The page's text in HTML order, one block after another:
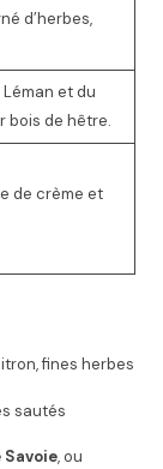
d’herbes,
et du
bois de hêtre.
de crème et
fines herbes
sautés
Savoie, ou